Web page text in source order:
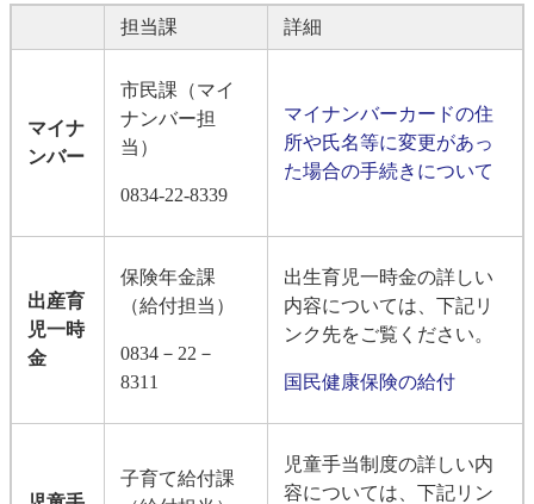
担当課
詳細
マイナ
ンバー
市民課（マイ
ナンバー担
当）
0834-22-8339
マイナンバーカードの住
所や氏名等に変更があっ
た場合の手続きについて
出産育
児一時
金
保険年金課
（給付担当）
0834－22－
8311
出生育児一時金の詳しい
内容については、下記リ
ンク先をご覧ください。
国民健康保険の給付
子育て給付課
児童手当制度の詳しい内
容については、下記リン